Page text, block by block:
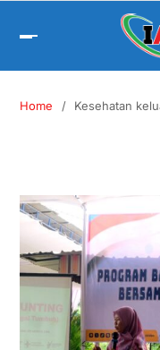
Home Kesehatan